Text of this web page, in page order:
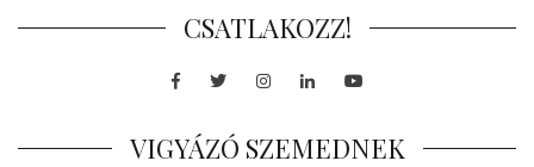
CSATLAKOZZ!
Facebook
TwitterInstagram
LinkedInYoutube
VIGYÁZÓ SZEMEDNEK